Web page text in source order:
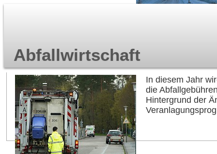
Abfallwirtschaft
In diesem Jahr
die
Hintergrund der